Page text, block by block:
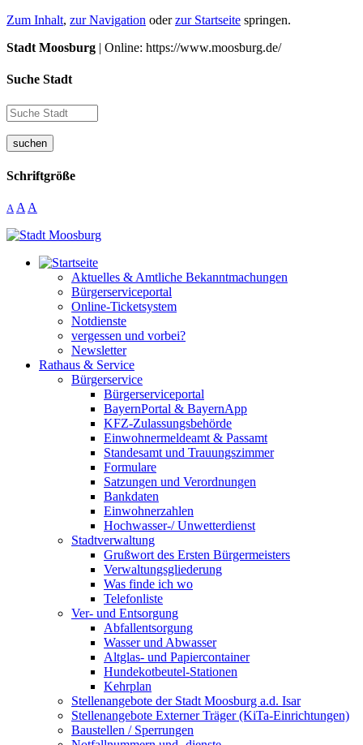
Zum Inhalt, zur Navigation oderzur Startseite springen.
Stadt Moosburg | Online: https://www.moosburg.de/
Suche Stadt
suchen
Schriftgröße
A A A
Aktuelles & Amtliche Bekanntmachungen
Bürgerserviceportal
Online-Ticketsystem
Notdienste
vergessen und vorbei?
Newsletter
Rathaus & Service
Bürgerservice
Bürgerserviceportal
BayernPortal & BayernApp
KFZ-Zulassungsbehörde
Einwohnermeldeamt & Passamt
Standesamt und Trauungszimmer
Formulare
Satzungen und Verordnungen
Bankdaten
Einwohnerzahlen
Hochwasser-/ Unwetterdienst
Stadtverwaltung
Grußwort des Ersten Bürgermeisters
Verwaltungsgliederung
Was finde ich wo
Telefonliste
Ver- und Entsorgung
Abfallentsorgung
Wasser und Abwasser
Altglas- und Papiercontainer
Hundekotbeutel-Stationen
Kehrplan
Stellenangebote der Stadt Moosburg a.d. Isar
Stellenangebote Externer Träger (KiTa-Einrichtungen)
Baustellen / Sperrungen